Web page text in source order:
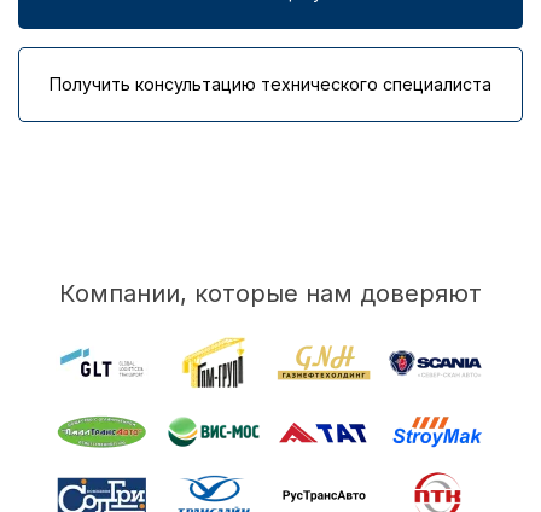
Получить консультацию технического специалиста
Компании, которые нам доверяют